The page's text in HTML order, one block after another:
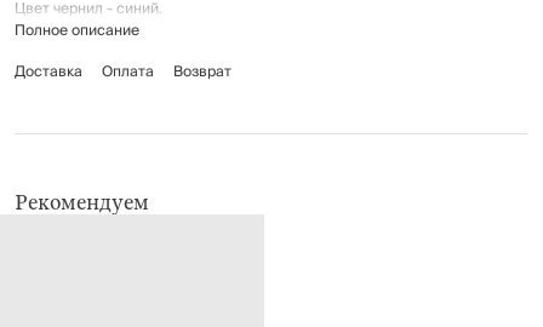
Цвет чернил - синий.
Полное описание
Доставка
Оплата Возврат
Рекомендуем